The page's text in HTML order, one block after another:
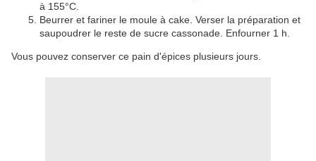
à 155°C.
Beurrer et fariner le moule à cake. Verser la préparation et
saupoudrer le reste de sucre cassonade. Enfourner 1 h.
Vous pouvez conserver ce pain d'épices plusieurs jours.